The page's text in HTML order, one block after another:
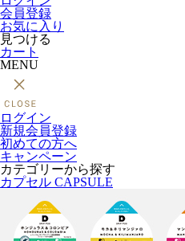
会員登録
お気に入り
見つける
カート
MENU
ログイン
新規会員登録
初めての方へ
キャンペーン
カテゴリーから探す
カプセル CAPSULE